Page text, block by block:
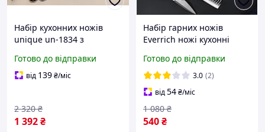
Набір кухонних ножів
unique un-1834 з
точилом із гарної сталі
Готово до відправки
від 139₴/міс
1 392₴
2 320 ₴
Набір гарних ножів
Everrich ножі кухонні
Кухонні ножі з неіржавкої
сталі ZRT^
Готово до відправки
3.0 (2)
від54₴/міс
540₴
1 080 ₴